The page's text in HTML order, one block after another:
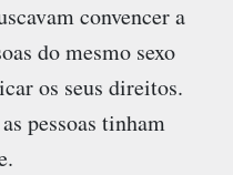
convencer a
do mesmo sexo
os seus direitos.
pessoas tinham